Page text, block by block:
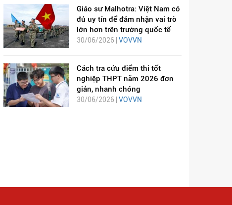
Giáo sư Malhotra: Việt Nam có
đủ uy tín để đảm nhận vai trò
lớn hơn trên trường quốc tế
30/06/2026 | VOVVN
Cách tra cứu điểm thi tốt
nghiệp THPT năm 2026 đơn
giản, nhanh chóng
30/06/2026 | VOVVN